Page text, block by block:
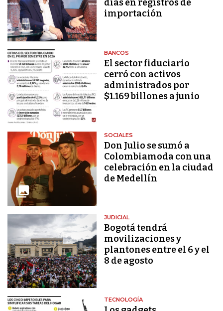
días en registros de
importación
BANCOS
El sector fiduciario
cerró con activos
administrados por
$1.169 billones a junio
SOCIALES
Don Julio se sumó a
Colombiamoda con una
celebración en la ciudad
de Medellín
JUDICIAL
Bogotá tendrá
movilizaciones y
plantones entre el 6 y el
8 de agosto
TECNOLOGÍA